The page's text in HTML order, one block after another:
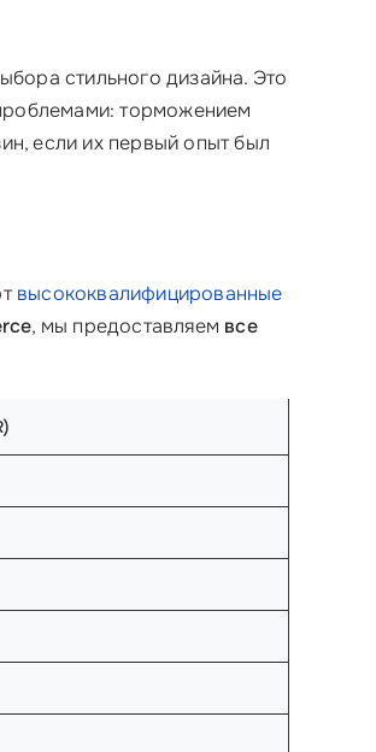
стильного дизайна. Это
торможением
если их первый опыт был
высококвалифицированные
, мы предоставляем все